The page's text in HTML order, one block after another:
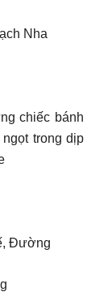
Nha
chiếc bánh
trong dịp
Đường